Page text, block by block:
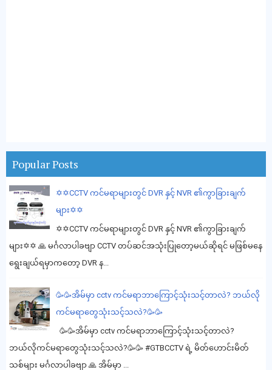
Popular Posts
✡️✡️CCTV ကင်မရာများတွင် DVR နှင့် NVR ၏ကွာခြားချက်
များ✡️✡️
✡️✡️CCTV ကင်မရာများတွင် DVR နှင့် NVR ၏ကွာခြားချက်
များ✡️✡️ 🙏 မင်္ဂလာပါခဗျာ CCTV တပ်ဆင်အသုံးပြုတော့မယ်ဆိုရင် မဖြစ်မနေ
ရွေးချယ်ရမှာကတော့ DVR န...
🥳🥳အိမ်မှာ cctv ကင်မရာဘာကြောင့်သုံးသင့်တာလဲ? ဘယ်လို
ကင်မရာတွေသုံးသင့်သလဲ?🥳🥳
🥳🥳အိမ်မှာ cctv ကင်မရာဘာကြောင့်သုံးသင့်တာလဲ?
ဘယ်လိုကင်မရာတွေသုံးသင့်သလဲ?🥳🥳 #GTBCCTV ရဲ့ မိတ်ဟောင်းမိတ်
သစ်များ မင်္ဂလာပါခဗျာ 🙏 အိမ်မှာ ...